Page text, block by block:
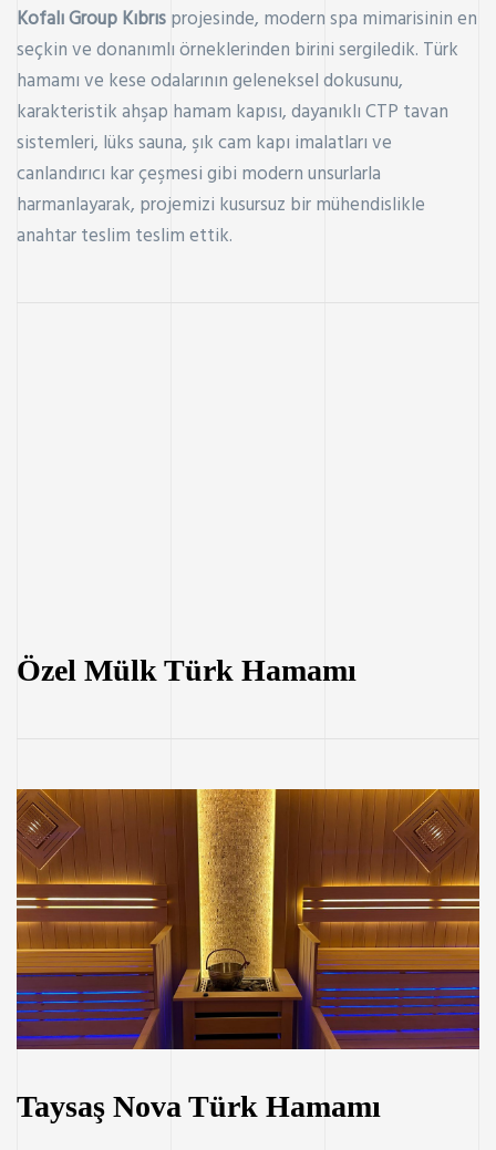
Kofalı Group Kıbrısprojesinde, modern spa mimarisinin en
seçkin ve donanımlı örneklerinden birini sergiledik. Türk
hamamı ve kese odalarının geleneksel dokusunu,
karakteristik ahşap hamam kapısı, dayanıklı CTP tavan
sistemleri, lüks sauna, şık cam kapı imalatları ve
canlandırıcı kar çeşmesi gibi modern unsurlarla
harmanlayarak, projemizi kusursuz bir mühendislikle
anahtar teslim teslim ettik.
Özel Mülk Türk Hamamı​
Taysaş Nova Türk Hamamı